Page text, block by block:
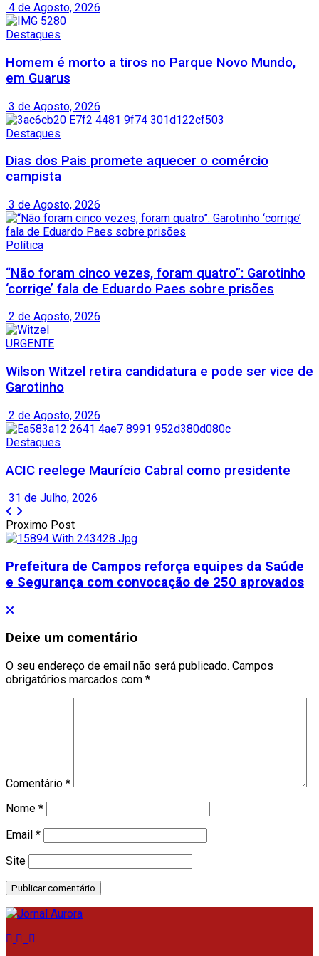
4 de Agosto, 2026
Destaques
Homem é morto a tiros no Parque Novo Mundo,
em Guarus
3 de Agosto, 2026
Destaques
Dias dos Pais promete aquecer o comércio
campista
3 de Agosto, 2026
Política
“Não foram cinco vezes, foram quatro”: Garotinho
‘corrige’ fala de Eduardo Paes sobre prisões
2 de Agosto, 2026
URGENTE
Wilson Witzel retira candidatura e pode ser vice de
Garotinho
2 de Agosto, 2026
Destaques
ACIC reelege Maurício Cabral como presidente
31 de Julho, 2026
Proximo Post
Prefeitura de Campos reforça equipes da Saúde
e Segurança com convocação de 250 aprovados
Deixe um comentário
O seu endereço de email não será publicado. Campos
obrigatórios marcados com *
Comentário *
Nome *
Email *
Site